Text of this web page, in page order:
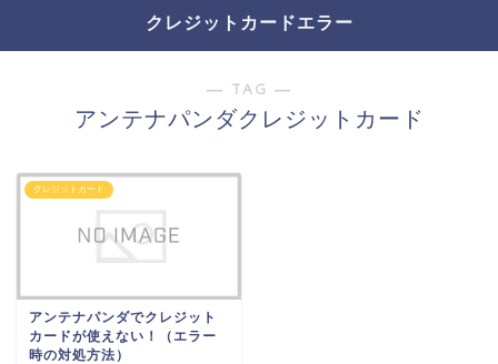
クレジットカードエラー
― TAG ―
アンテナパンダクレジットカード
クレジットカード
アンテナパンダでクレジット
カードが使えない！（エラー
時の対処方法）